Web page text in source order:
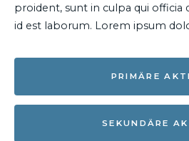
proident, sunt in culpa qui
id est laborum. Lorem ipsum
PRIMÄRE
SEKUNDÄRE